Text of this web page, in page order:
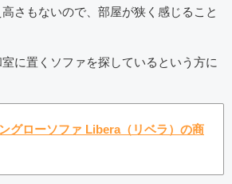
さもないので、部屋が狭く感じること
に置くソファを探しているという方に
グローソファ Libera（リベラ）の商